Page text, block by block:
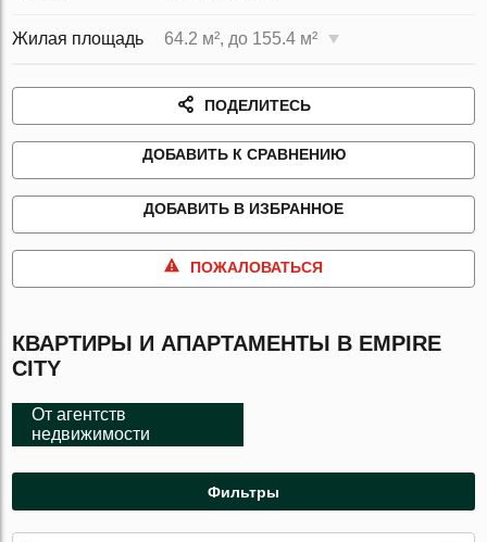
Жилая площадь 64.2 м², до 155.4 м²
ПОДЕЛИТЕСЬ
ДОБАВИТЬ К СРАВНЕНИЮ
ДОБАВИТЬ В ИЗБРАННОЕ
ПОЖАЛОВАТЬСЯ
КВАРТИРЫ И АПАРТАМЕНТЫ В EMPIRE
CITY
От агентств
недвижимости
Фильтры